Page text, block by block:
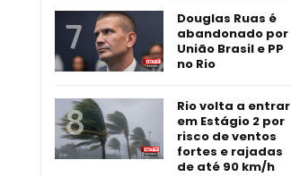
Douglas Ruas é
abandonado por
União Brasil e PP
no Rio
Rio volta a entrar
em Estágio 2 por
risco de ventos
fortes e rajadas
de até 90 km/h